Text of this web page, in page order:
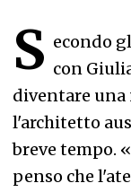
S econdo
con
diventare una
l'architetto
breve tempo.
penso che